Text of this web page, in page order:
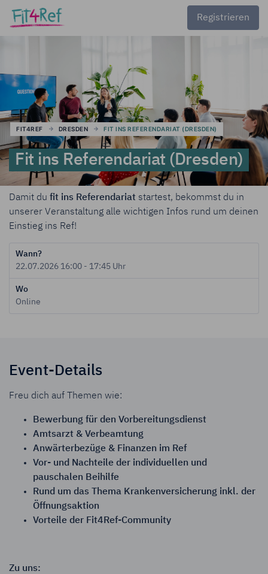
Registrieren
FIT4REF DRESDEN FIT INS REFERENDARIAT (DRESDEN)
Fit ins Referendariat (Dresden)
Damit du fit ins Referendariat startest, bekommst du in
unserer Veranstaltung alle wichtigen Infos rund um deinen
Einstieg ins Ref!
Wann?
22.07.2026 16:00 - 17:45 Uhr
Wo
Online
Event-Details
Freu dich auf Themen wie:
Bewerbung für den Vorbereitungsdienst
Amtsarzt & Verbeamtung
Anwärterbezüge & Finanzen im Ref
Vor- und Nachteile der individuellen und
pauschalen Beihilfe
Rund um das Thema Krankenversicherung inkl. der
Öffnungsaktion
Vorteile der Fit4Ref-Community
Zu uns: